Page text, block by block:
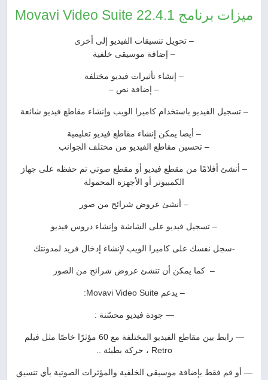
ميزات برنامج Movavi Video Suite 22.4.1
– تحويل تنسيقات الفيديو إلى أخرى
– إضافة موسيقى خلفية
– إنشاء تأثيرات فيديو مختلفة
– إضافة نص –
– تسجيل الفيديو باستخدام كاميرا الويب وإنشاء مقاطع فيديو شائعة
– أيضا يمكن إنشاء مقاطع فيديو تعليمية
– تحسين مقاطع الفيديو من مختلف الجوانب
– أنشئ أفلامًا من مقطع فيديو أو مقطع صوتي تم حفظه على جهاز
الكمبيوتر أو الأجهزة المحمولة
– أنشئ عروض شرائح من صور
– تسجيل فيديو على الشاشة وإنشاء دروس فيديو
-سجل نفسك على كاميرا الويب لإنشاء إدخال فريد لمدونتك
– كما يمكن أن تنشئ عروض شرائح من الصور
– يدعم Movavi Video Suite:
— جودة فيديو محسّنة :
— رابط بين مقاطع الفيديو المختلفة مع 60 مؤثرًا خاصًا مثل فيلم
Retro ، حركة بطيئة ..
— أو قم فقط بإضافة موسيقى الخلفية والمؤثرات الصوتية بأي تنسيق